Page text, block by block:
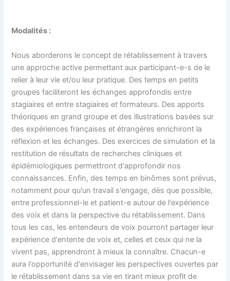
Modalités :
Nous aborderons le concept de rétablissement à travers
une approche active permettant aux participant-e-s de le
relier à leur vie et/ou leur pratique. Des temps en petits
groupes faciliteront les échanges approfondis entre
stagiaires et entre stagiaires et formateurs. Des apports
théoriques en grand groupe et des illustrations basées sur
des expériences françaises et étrangères enrichiront la
réflexion et les échanges. Des exercices de simulation et la
restitution de résultats de recherches cliniques et
épidémiologiques permettront d'approfondir nos
connaissances. Enfin, des temps en binômes sont prévus,
notamment pour qu'un travail s'engage, dès que possible,
entre professionnel-le et patient-e autour de l'expérience
des voix et dans la perspective du rétablissement. Dans
tous les cas, les entendeurs de voix pourront partager leur
expérience d'entente de voix et, celles et ceux qui ne la
vivent pas, apprendront à mieux la connaître. Chacun-e
aura l'opportunité d'envisager les perspectives ouvertes par
le rétablissement dans sa vie en tirant mieux profit de